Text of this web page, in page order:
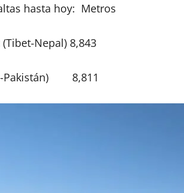
hasta hoy: Metros
Nepal) 8,843
Pakistán) 8,811